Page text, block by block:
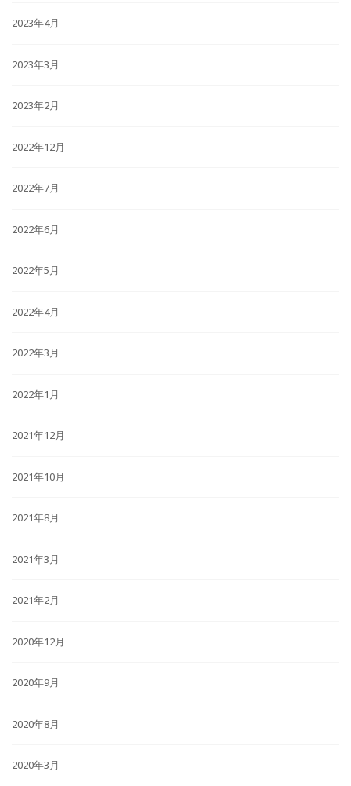
2023年4月
2023年3月
2023年2月
2022年12月
2022年7月
2022年6月
2022年5月
2022年4月
2022年3月
2022年1月
2021年12月
2021年10月
2021年8月
2021年3月
2021年2月
2020年12月
2020年9月
2020年8月
2020年3月